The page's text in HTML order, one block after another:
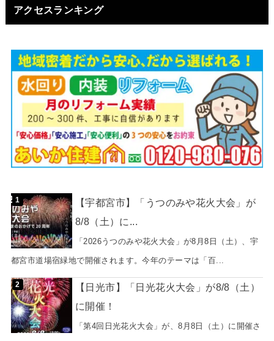
アクセスランキング
【宇都宮市】「うつのみや花火大会」が
8/8（土）に...
「2026うつのみや花火大会」が8月8日（土）、宇
都宮市道場宿緑地で開催されます。今年のテーマは「百...
【日光市】「日光花火大会」が8/8（土）
に開催！
「第4回日光花火大会」が、8月8日（土）に開催さ